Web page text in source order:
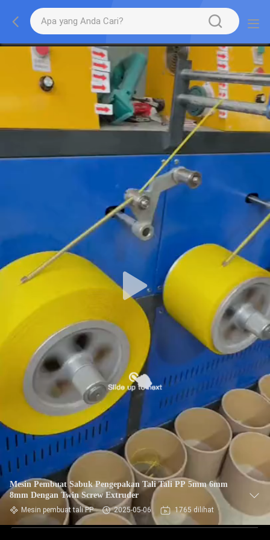
Mesin Pembuat Sabuk Pengepakan Tali Tali PP 5mm 6mm
8mm Dengan Twin Screw Extruder
Mesin pembuat tali PP 2025-05-06 1765 dilihat